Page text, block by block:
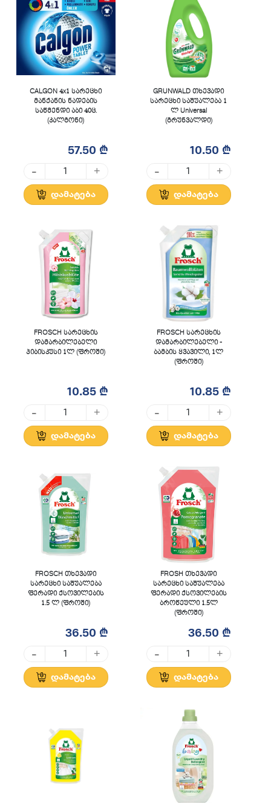
CALGON 4x1 სარეცხი
მანქანის ნადების
საწმენდი აბი 40ც.
(კალგონი)
57.50 ₾
- +
დამატება
GRUNWALD თხევადი
სარეცხი საშუალება 1
ლ Universal
(გრუნვალდი)
10.50 ₾
- +
დამატება
FROSCH სარეცხის
დამარბილებელი
ჰიბისკუსი 1ლ (ფროში)
10.85 ₾
- +
დამატება
FROSCH სარეცხის
დამარბილებელი -
ბამბის ყვავილი, 1ლ
(ფროში)
10.85 ₾
- +
დამატება
FROSCH თხევადი
სარეცხი საშუალება
ფერადი ქსოვილების
1.5 ლ (ფროში)
36.50 ₾
- +
დამატება
FROSH თხევადი
სარეცხი საშუალება
ფერადი ქსოვილების
ბროწეული 1.5ლ
(ფროში)
36.50 ₾
- +
დამატება